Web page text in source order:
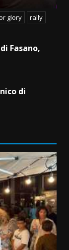
glory rally
Fasano,
di